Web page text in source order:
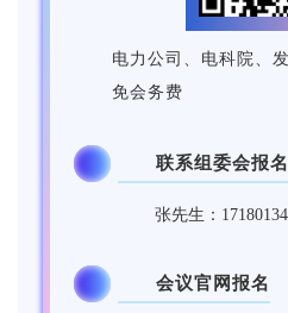
电力公司、电科院、
免会务费
联系组委会报名
张先生：
会议官网报名